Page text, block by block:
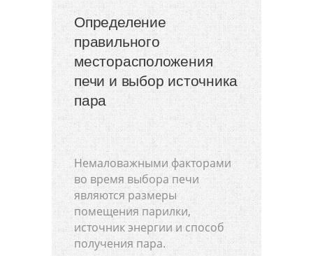
Определение
правильного
месторасположения
печи и выбор источника
пара
Немаловажными факторами
во время выбора печи
являются размеры
помещения парилки,
источник энергии и способ
получения пара.